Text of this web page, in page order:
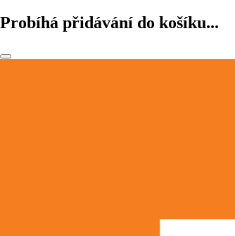
Probíhá přidávání do košíku...